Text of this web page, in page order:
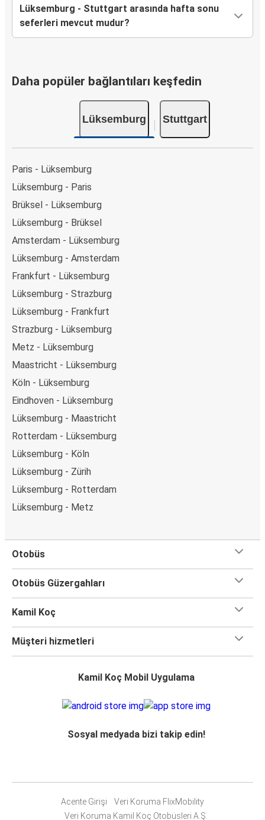
Lüksemburg - Stuttgart arasında hafta sonu
seferleri mevcut mudur?
Daha popüler bağlantıları keşfedin
Lüksemburg Stuttgart
Paris - Lüksemburg
Lüksemburg - Paris
Brüksel - Lüksemburg
Lüksemburg - Brüksel
Amsterdam - Lüksemburg
Lüksemburg - Amsterdam
Frankfurt - Lüksemburg
Lüksemburg - Strazburg
Lüksemburg - Frankfurt
Strazburg - Lüksemburg
Metz - Lüksemburg
Maastricht - Lüksemburg
Köln - Lüksemburg
Eindhoven - Lüksemburg
Lüksemburg - Maastricht
Rotterdam - Lüksemburg
Lüksemburg - Köln
Lüksemburg - Zürih
Lüksemburg - Rotterdam
Lüksemburg - Metz
Otobüs
Otobüs Güzergahları
Kamil Koç
Müşteri hizmetleri
Kamil Koç Mobil Uygulama
Sosyal medyada bizi takip edin!
Acente Girişi
Veri Koruma FlixMobility
Veri Koruma Kamil Koç Otobüsleri A.Ş.